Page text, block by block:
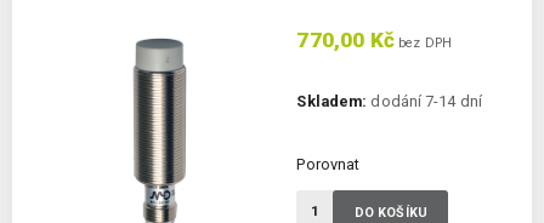
770,00 Kč bez DPH
Skladem: dodání 7-14 dní
Porovnat
DO KOŠÍKU